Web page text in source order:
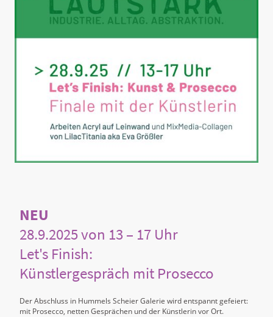
NEU
28.9.2025 von 13 – 17 Uhr
Let's Finish:
Künstlergespräch mit Prosecco
Der Abschluss in Hummels Scheier Galerie wird entspannt gefeiert:
mit Prosecco, netten Gesprächen und der Künstlerin vor Ort.